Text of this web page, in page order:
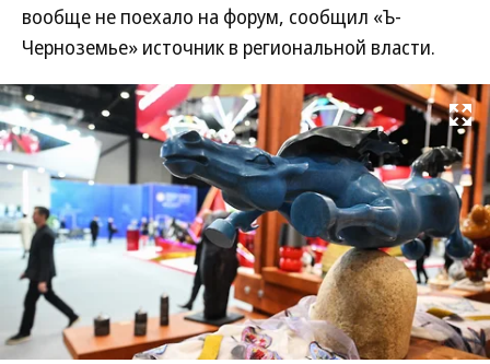
вообще не поехало на форум, сообщил «Ъ-
Черноземье» источник в региональной власти.
Развернуть